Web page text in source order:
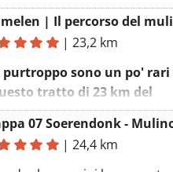
la parte 2 del cammino
zona bivacco di Achel,
parcheggiata a
di andata può essere
parte 1
https://youtu.be/
|23,2 km
sono un po' rari
tratto di 23 km del
Fortunatamente,
bello!
|24,4 km